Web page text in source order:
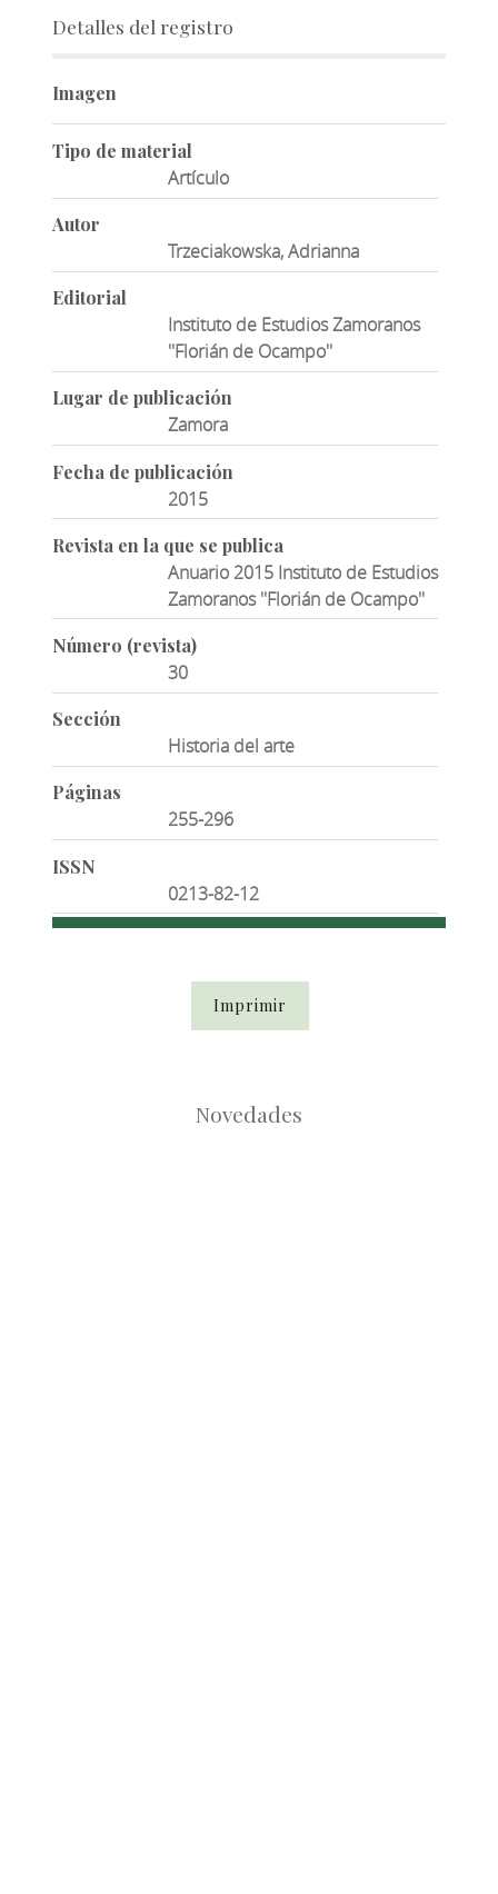
Detalles del registro
Imagen
Tipo de material
Artículo
Autor
Trzeciakowska, Adrianna
Editorial
Instituto de Estudios Zamoranos
''Florián de Ocampo''
Lugar de publicación
Zamora
Fecha de publicación
2015
Revista en la que se publica
Anuario 2015 Instituto de Estudios
Zamoranos ''Florián de Ocampo''
Número (revista)
30
Sección
Historia del arte
Páginas
255-296
ISSN
0213-82-12
Imprimir
Novedades